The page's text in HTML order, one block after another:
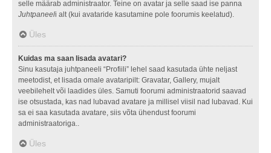
selle määrab administraator. Teine on avatar ja selle saad ise panna
Juhtpaneeli alt (kui avataride kasutamine pole foorumis keelatud).
Üles
Kuidas ma saan lisada avatari?
Sinu kasutaja juhtpaneeli “Profiili” lehel saad kasutada ühte neljast
meetodist, et lisada omale avataripilt: Gravatar, Gallery, mujalt
veebilehelt või laadides üles. Samuti foorumi administraatorid saavad
ise otsustada, kas nad lubavad avatare ja millisel viisil nad lubavad. Kui
sa ei saa kasutada avatare, siis võta ühendust foorumi
administraatoriga..
Üles